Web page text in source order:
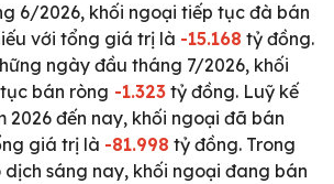
6/2026, khối ngoại tiếp tục đà bán
với tổng giá trị là -15.168 tỷ đồng.
ngày đầu tháng 7/2026, khối
bán ròng -1.323 tỷ đồng. Luỹ kế
2026 đến nay, khối ngoại đã bán
giá trị là -81.998 tỷ đồng. Trong
dịch sáng nay, khối ngoại đang bán